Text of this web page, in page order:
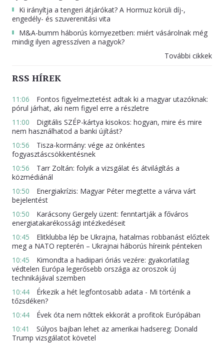
Ki irányítja a tengeri átjárókat? A Hormuz körüli díj-,
engedély- és szuverenitási vita
M&A-bumm háborús környezetben: miért vásárolnak még
mindig ilyen agresszíven a nagyok?
További cikkek
RSS HÍREK
11:06
Fontos figyelmeztetést adtak ki a magyar utazóknak:
pórul járhat, aki nem figyel erre a részletre
11:00
Digitális SZÉP-kártya kisokos: hogyan, mire és mire
nem használhatod a banki újítást?
10:56
Tisza-kormány: vége az önkéntes
fogyasztáscsökkentésnek
10:56
Tarr Zoltán: folyik a vizsgálat és átvilágítás a
közmédiánál
10:50
Energiakrízis: Magyar Péter megtette a várva várt
bejelentést
10:50
Karácsony Gergely üzent: fenntartják a főváros
energiatakarékossági intézkedéseit
10:45
Elitklubba lép be Ukrajna, hatalmas robbanást előztek
meg a NATO repterén – Ukrajnai háborús híreink pénteken
10:45
Kimondta a hadiipari óriás vezére: gyakorlatilag
védtelen Európa legerősebb országa az oroszok új
technikájával szemben
10:44
Érkezik a hét legfontosabb adata - Mi történik a
tőzsdéken?
10:44
Évek óta nem nőttek ekkorát a profitok Európában
10:41
Súlyos bajban lehet az amerikai hadsereg: Donald
Trump vizsgálatot követel